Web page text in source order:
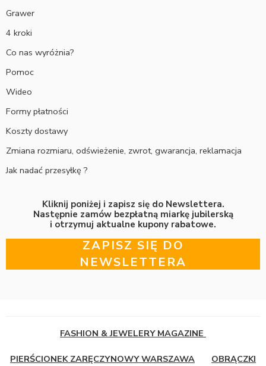
Grawer
4 kroki
Co nas wyróżnia?
Pomoc
Wideo
Formy płatności
Koszty dostawy
Zmiana rozmiaru, odświeżenie, zwrot, gwarancja, reklamacja
Jak nadać przesyłkę ?
Kliknij poniżej i zapisz się do Newslettera.
Następnie zamów bezpłatną miarkę jubilerską
i otrzymuj aktualne kupony rabatowe.
ZAPISZ SIĘ DO
NEWSLETTERA
FASHION & JEWELERY MAGAZINE
PIERŚCIONEK ZARĘCZYNOWY WARSZAWA OBRĄCZKI